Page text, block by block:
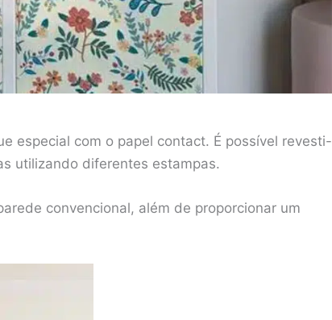
especial com o papel contact. É possível revesti-
utilizando diferentes estampas.
convencional, além de proporcionar um